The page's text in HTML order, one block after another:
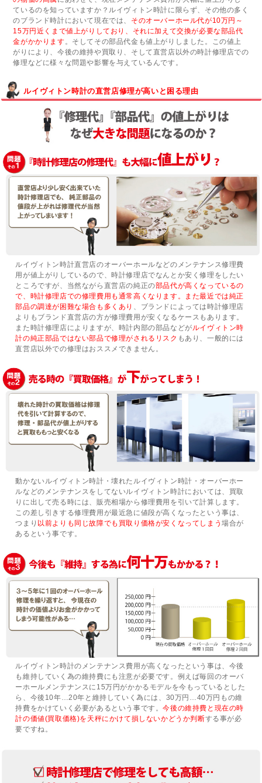
ているのを知っていますか？ルイヴィトン時計に限らず、その他の多く
のブランド時計において現在では、 そのオーバーホール代が10万円～
15万円近くまで値上がりしており、それに加えて交換が必要な部品代
金がかかります。そしてその部品代金も値上がりしました。この値上
がりにより、今後の維持や買取り、そして直営店以外の時計修理店での
修理などに様々な問題や影響を与えているんです。
ルイヴィトン時計の直営店修理が高いと困る理由
ルイヴィトン時計直営店のオーバーホールなどのメンテナンス修理費
用が値上がりしているので、時計修理店でなんとか安く修理をしたい
ところですが、当然ながら直営店の純正の部品代が高くなっているの
で、時計修理店での修理費用も通常高くなります。また最近では純正
部品の調達が困難な場合も多くあり
、ブランドによっては時計修理店
よりもブランド直営店の方が修理費用が安くなるケースもあります。
また時計修理店によりますが、時計内部の部品などが ルイヴィトン時
計の純正部品ではない部品で修理がされるリスク もあり、一般的には
直営店以外での修理はおススメできません。
動かないルイヴィトン時計・壊れたルイヴィトン時計・オーバーホー
ルなどのメンテナンスをしてないルイヴィトン時計においては、買取
りに出して売る時には、販売相場から修理費用を引いて計算します。
この差し引きする修理費用が最近急に値段が高くなったという事は、
つまり 以前よりも同じ故障でも買取り価格が安くなってしまう場合が
あるという事です。
ルイヴィトン時計のメンテナンス費用が高くなったという事は、今後
も維持していく為の維持費にも注意が必要です。例えば毎回のオーバ
ーホールメンテナンスに15万円がかかるモデルを今もっているとした
ら、今後10年…20年と維持していく為には、30万円…40万円もの維
持費をかけていく必要があるという事です。今後の維持費と現在の時
計の価値(買取価格)を天秤にかけて損しないかどうか判断する事が必
要ですね。